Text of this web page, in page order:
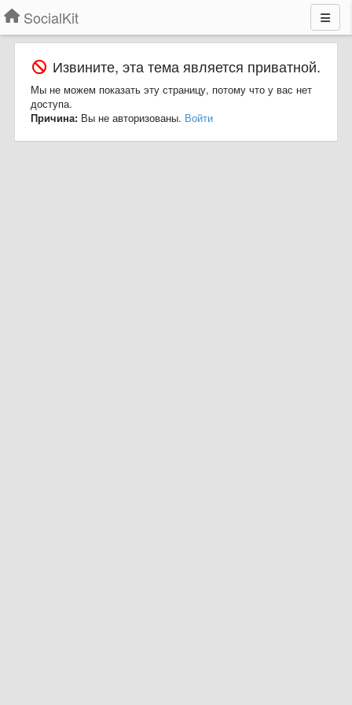
SocialKit
Извините, эта тема является приватной.
Мы не можем показать эту страницу, потому что у вас нет
доступа.
Причина: Вы не авторизованы. Войти